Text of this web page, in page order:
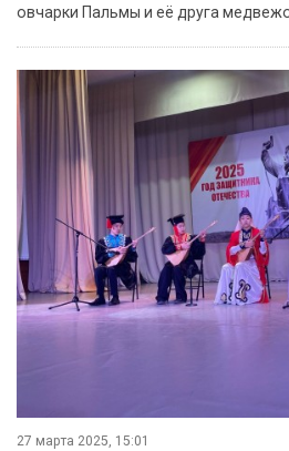
овчарки Пальмы и её друга
27 марта 2025, 15:01